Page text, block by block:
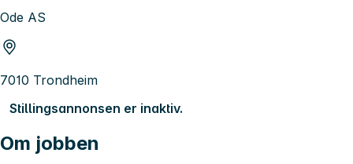
Ode AS
7010 Trondheim
Stillingsannonsen er inaktiv.
Om jobben